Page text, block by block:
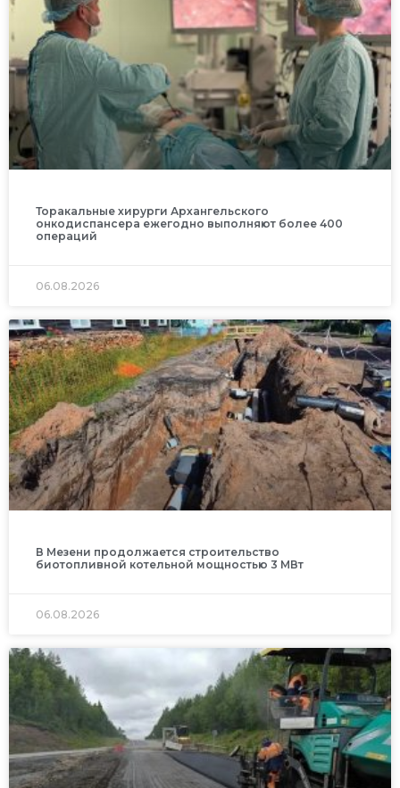
Торакальные хирурги Архангельского
онкодиспансера ежегодно выполняют более 400
операций
06.08.2026
В Мезени продолжается строительство
биотопливной котельной мощностью 3 МВт
06.08.2026